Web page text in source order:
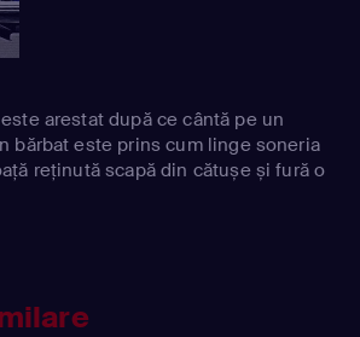
arestat după ce cântă pe un
bărbat este prins cum linge soneria
reținută scapă din cătușe și fură o